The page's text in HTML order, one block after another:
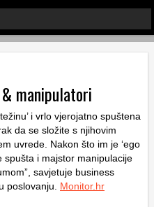
manipulatori
i vrlo vjerojatno spuštena
da se složite s njihovim
uvrede. Nakon što im je ‘ego
spušta i majstor manipulacije
savjetuje business
poslovanju. Monitor.hr